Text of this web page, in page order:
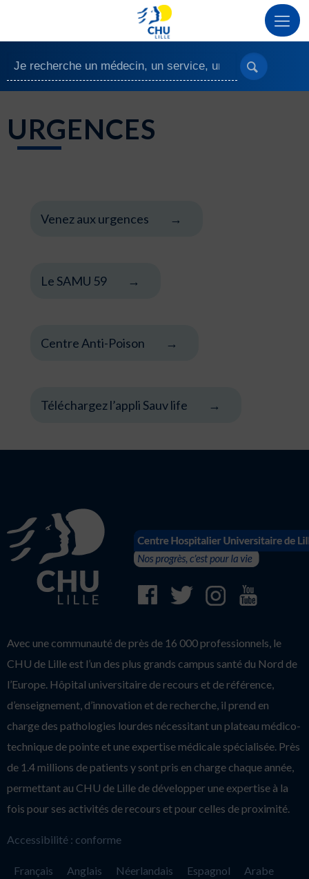
URGENCES
Venez aux urgences
Le SAMU 59
Centre Anti-Poison
Téléchargez l’appli Sauv life
Avec une communauté de près de 16 000 professionnels, le
CHU de Lille est l’un des plus grands campus santé du Nord de
l’Europe. Hôpital universitaire de recours et de référence,
d’enseignement, d’innovation et de recherche, il prend en
charge des pathologies lourdes nécessitant un plateau médico-
technique de pointe et une expertise médicale spécialisée. Près
de 1.4 millions de patients y sont pris en charge chaque année,
permettant au CHU de Lille de développer une expertise à la
fois pour ses activités de recours et pour celles de proximité.
Accessibilité : conforme
Français Anglais Néerlandais Espagnol
Arabe